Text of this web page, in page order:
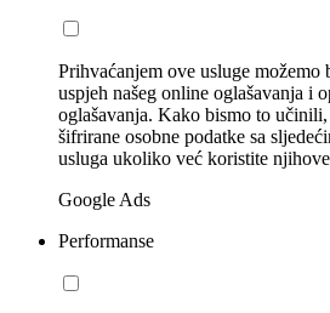
Prihvaćanjem ove usluge
uspjeh našeg online oglašavanja i
oglašavanja. Kako bismo to učinili,
šifrirane osobne podatke sa
usluga ukoliko već koristite
Google Ads
Performanse